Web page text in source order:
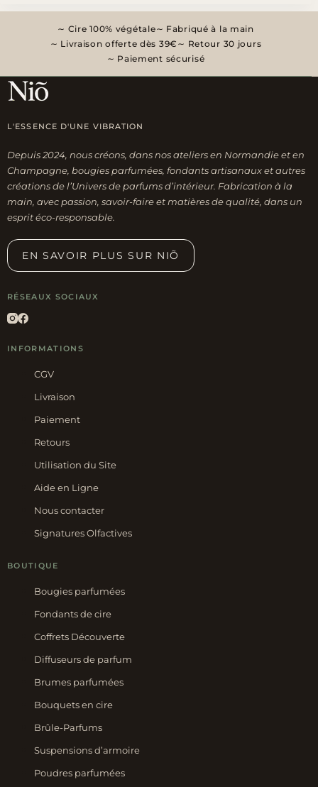
variations.
options
la
page
du
Cire 100% végétale
Fabriqué à la main
Livraison offerte dès 39€
Retour 30 jours
Paiement sécurisé
L'ESSENCE D'UNE VIBRATION
Depuis 2024, nous créons, dans nos ateliers en Normandie et en
Champagne, bougies parfumées, fondants artisanaux et autres
créations de l’Univers de parfums d’intérieur. Fabrication à la
main, avec passion, savoir-faire et matières de qualité, dans un
esprit éco-responsable.
EN SAVOIR PLUS SUR NIÕ
RÉSEAUX SOCIAUX
INFORMATIONS
CGV
Livraison
Paiement
Retours
Utilisation du Site
Aide en Ligne
Nous contacter
Signatures Olfactives
BOUTIQUE
Bougies parfumées
Fondants de cire
Coffrets Découverte
Diffuseurs de parfum
Brumes parfumées
Bouquets en cire
Brûle-Parfums
Suspensions d’armoire
Poudres parfumées